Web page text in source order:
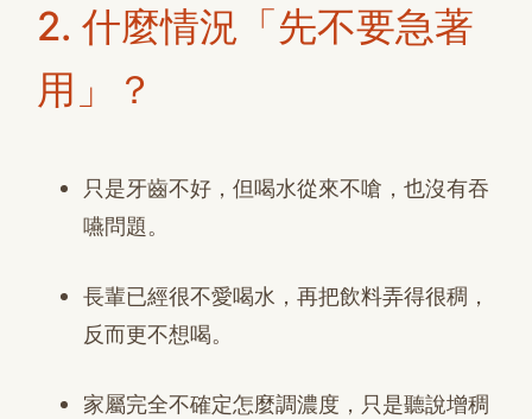
2. 什麼情況「先不要急著
用」？
只是牙齒不好，但喝水從來不嗆，也沒有吞
嚥問題。
長輩已經很不愛喝水，再把飲料弄得很稠，
反而更不想喝。
家屬完全不確定怎麼調濃度，只是聽說增稠